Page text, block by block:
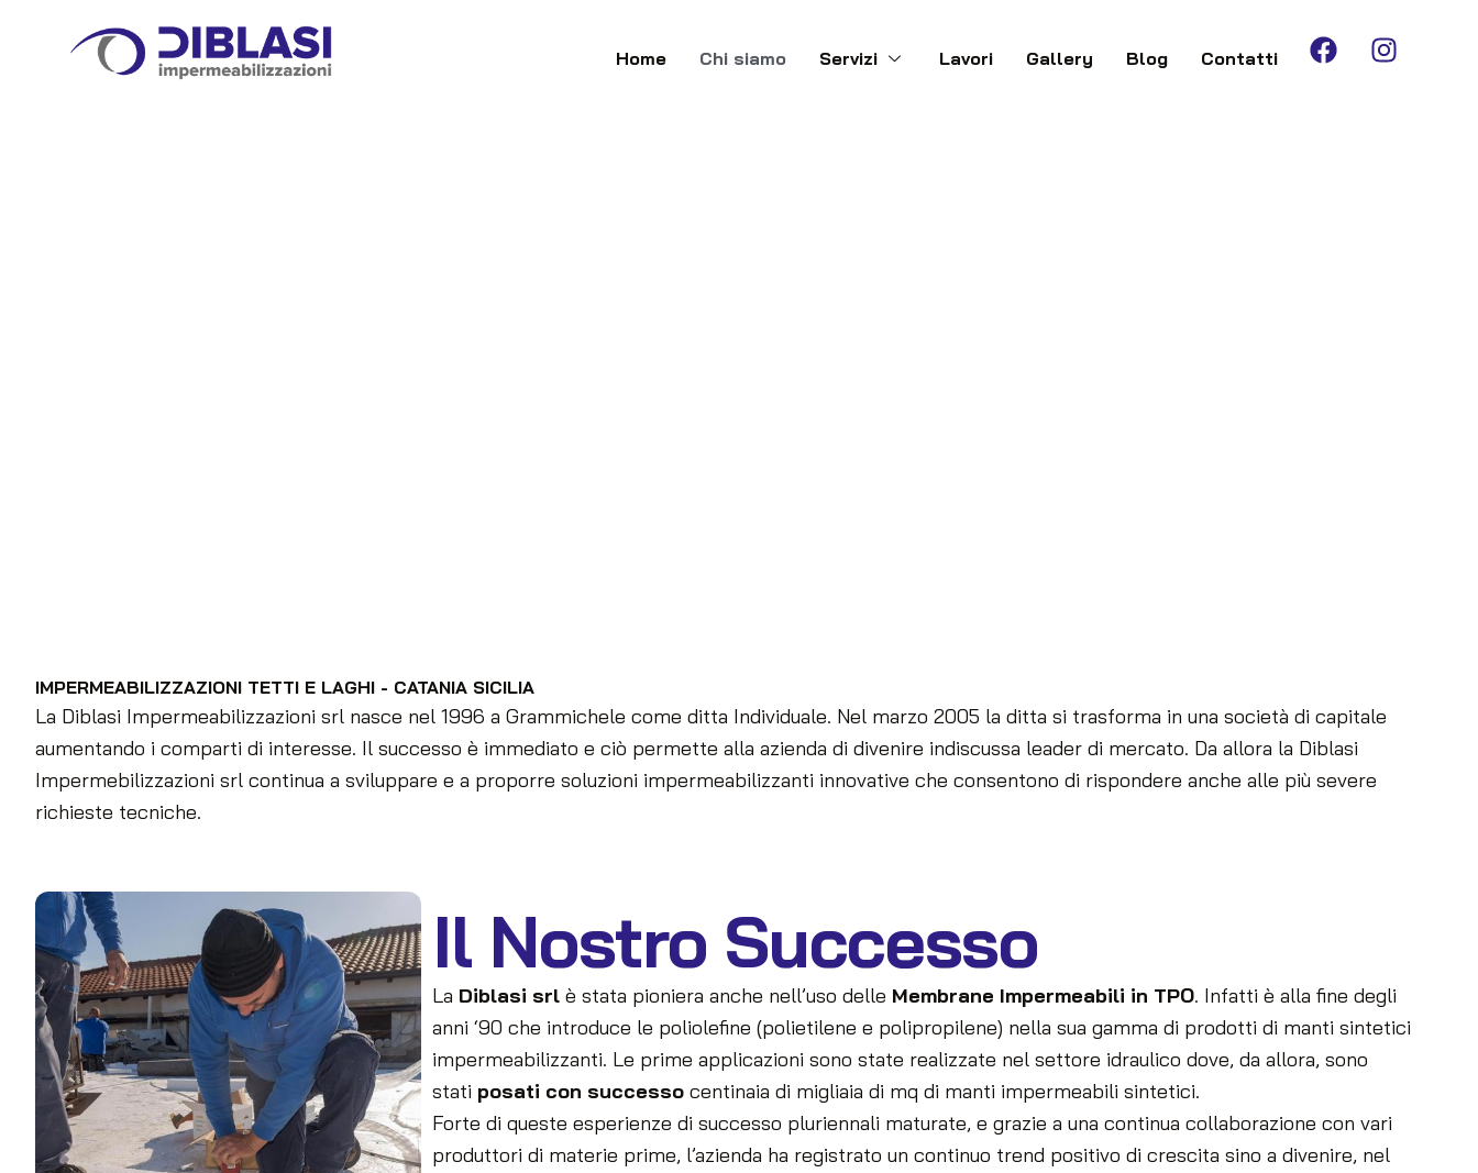
Home Chi siamo Servizi Lavori Gallery Blog Contatti
IMPERMEABILIZZAZIONI TETTI E LAGHI - CATANIA SICILIA
La Diblasi Impermeabilizzazioni srl nasce nel 1996 a Grammichele come ditta Individuale. Nel marzo 2005 la ditta si trasforma in una società di capitale
aumentando i comparti di interesse. Il successo è immediato e ciò permette alla azienda di divenire indiscussa leader di mercato. Da allora la Diblasi
Impermebilizzazioni srl continua a sviluppare e a proporre soluzioni impermeabilizzanti innovative che consentono di rispondere anche alle più severe
richieste tecniche.
Il Nostro Successo
La Diblasi srlè stata pioniera anche nell’uso delle Membrane Impermeabili in TPO. Infatti è alla fine degli
anni ‘90 che introduce le poliolefine (polietilene e polipropilene) nella sua gamma di prodotti di manti sintetici
impermeabilizzanti. Le prime applicazioni sono state realizzate nel settore idraulico dove, da allora, sono
stati posati con successocentinaia di migliaia di mq di manti impermeabili sintetici.
Forte di queste esperienze di successo pluriennali maturate, e grazie a una continua collaborazione con vari
produttori di materie prime, l’azienda ha registrato un continuo trend positivo di crescita sino a divenire, nel